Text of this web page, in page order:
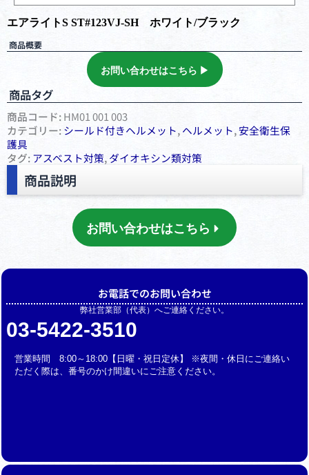
エアライトS ST#123VJ-SH ホワイト/ブラック
商品概要
お問い合わせはこちら ▶︎
商品タグ
商品コード:HM01 001 003
カテゴリー:シールド付きヘルメット,ヘルメット,安全衛⽣保
護具
タグ:アスベスト対策,ダイオキシン類対策
商品説明
お問い合わせはこちら
お電話でのお問い合わせ
弊社営業部（代表）へご連絡ください。
03-5422-3510
営業時間 8:00～18:00【日曜・祝日定休】 ※夜間・休日にご連絡い
ただく際は、番号のかけ間違いにご注意ください。